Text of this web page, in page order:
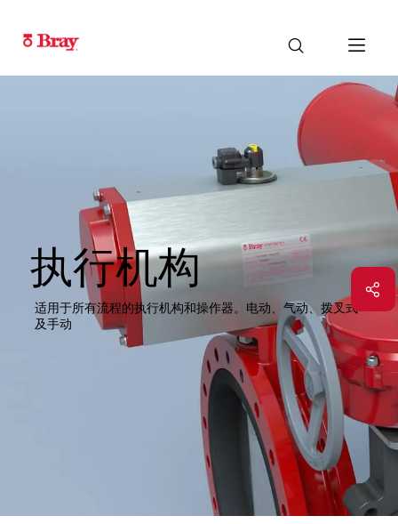
执行机构
适用于所有流程的执行机构和操作器。电动、气动、拨叉式
及手动